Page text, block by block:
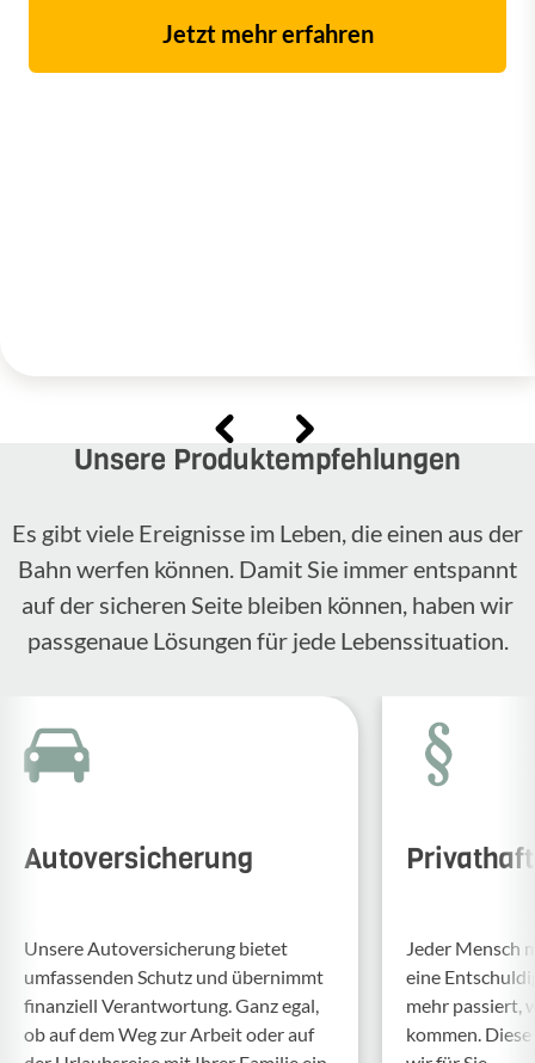
Jetzt mehr erfahren
Unsere Produktempfehlungen
Es gibt viele Ereignisse im Leben, die einen aus der
Bahn werfen können. Damit Sie immer entspannt
auf der sicheren Seite bleiben können, haben wir
passgenaue Lösungen für jede Lebenssituation.
Autoversicherung
Unsere Auto­ver­si­che­rung bietet
umfas­senden Schutz und über­nimmt
finan­ziell Verant­wor­tung. Ganz egal,
ob auf dem Weg zur Arbeit oder auf
Jeder Mensch
eine
mehr passiert,
kommen.